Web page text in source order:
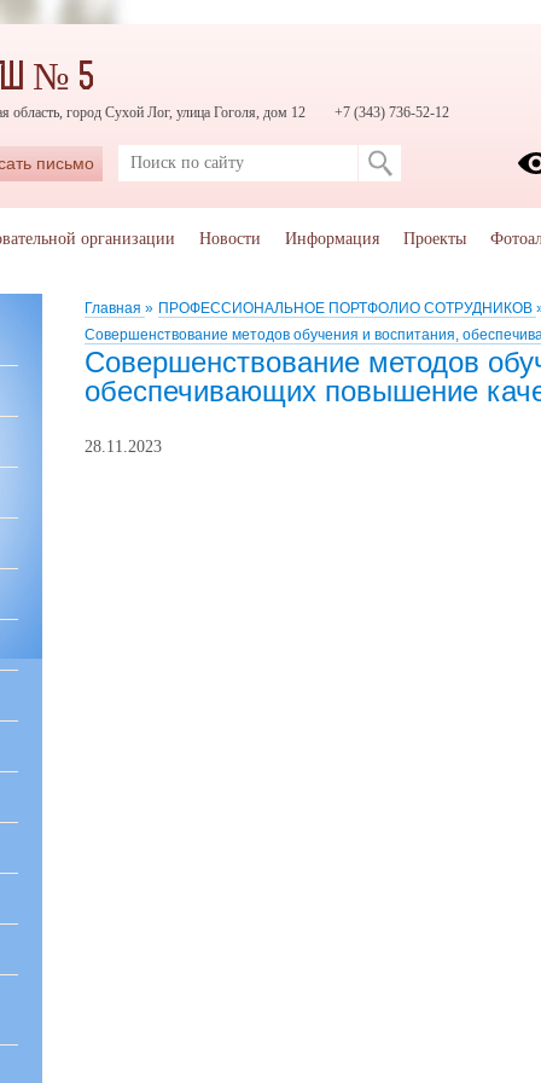
Главная » ПРОФЕССИОНАЛЬНОЕ ПОРТФОЛИО СОТРУДНИКОВ
Совершенствование методов обучения и воспитания,
Совершенствование методов
обеспечивающих повышение
28.11.2023
№ 5
область, город Сухой Лог, улица Гоголя, дом 12 +7 (343) 736-52-12
письмо
организации Новости Информация Проекты